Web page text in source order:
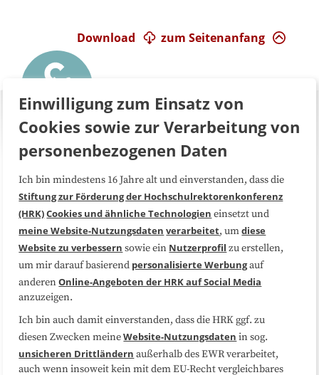
zum Seitenanfang
Download
Über uns FAQ
Medienarbeit Kooperationen
Datenschutzerklärung Impressum
Sitemap
Folgen Sie uns
Einwilligung zum Einsatz von
Cookies sowie zur Verarbeitung von
personenbezogenen Daten
Ich bin mindestens 16 Jahre alt und einverstanden, dass die
Stiftung zur Förderung der Hochschulrektorenkonferenz
(HRK)Cookies und ähnliche Technologien einsetzt und
meine Website-Nutzungsdaten verarbeitet, umdiese
Website zu verbessern sowie ein Nutzerprofil zu erstellen,
um mir darauf basierend personalisierte Werbungauf
anderenOnline-Angeboten der HRK auf Social Media
anzuzeigen.
Ich bin auch damit einverstanden, dass die HRK ggf. zu
diesen Zwecken meineWebsite-Nutzungsdaten in sog.
unsicheren Drittländern außerhalb des EWR verarbeitet,
auch wenn insoweit kein mit dem EU-Recht vergleichbares